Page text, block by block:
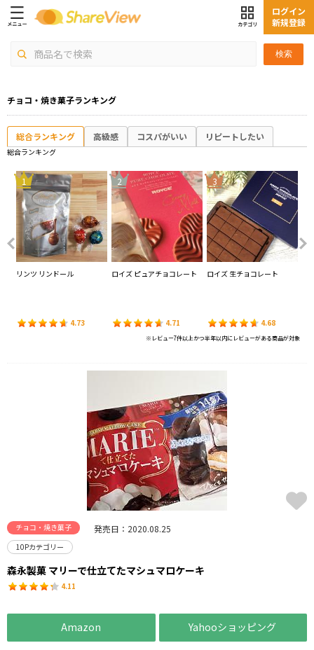
検索
ログイン
新規登録
チョコ・焼き菓子ランキング
総合ランキング 高級感 コスパがいい リピートしたい
総合ランキング
1
リンツ リンドール
4.73
2
ロイズ ピュアチョコレート
4.71
3
ロイズ 生チョコレート
4.68
※レビュー7件以上かつ半年以内にレビューがある商品が対象
チョコ・焼き菓子 発売日：2020.08.25
10Pカテゴリー
森永製菓 マリーで仕立てたマシュマロケーキ
4.11
Amazon Yahooショッピング